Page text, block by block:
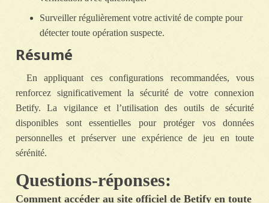
Surveiller régulièrement votre activité de compte pour
détecter toute opération suspecte.
Résumé
En appliquant ces configurations recommandées, vous
renforcez significativement la sécurité de votre connexion
Betify. La vigilance et l’utilisation des outils de sécurité
disponibles sont essentielles pour protéger vos données
personnelles et préserver une expérience de jeu en toute
sérénité.
Questions-réponses:
Comment accéder au site officiel de Betify en toute